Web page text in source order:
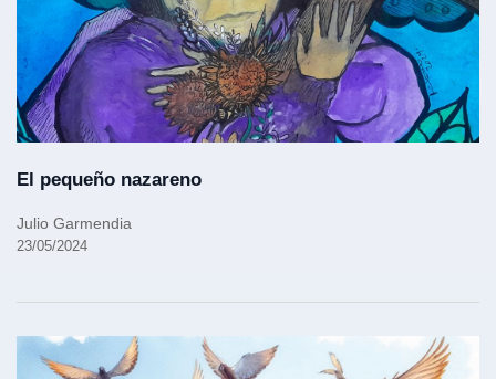
El pequeño nazareno
Julio Garmendia
23/05/2024